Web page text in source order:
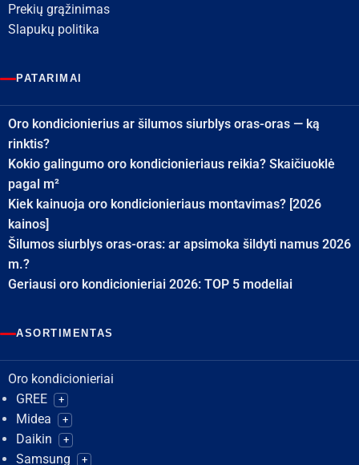
Prekių grąžinimas
Slapukų politika
PATARIMAI
Oro kondicionierius ar šilumos siurblys oras-oras — ką
rinktis?
Kokio galingumo oro kondicionieriaus reikia? Skaičiuoklė
pagal m²
Kiek kainuoja oro kondicionieriaus montavimas? [2026
kainos]
Šilumos siurblys oras-oras: ar apsimoka šildyti namus 2026
m.?
Geriausi oro kondicionieriai 2026: TOP 5 modeliai
ASORTIMENTAS
Oro kondicionieriai
GREE
+
Midea +
Daikin +
Samsung +